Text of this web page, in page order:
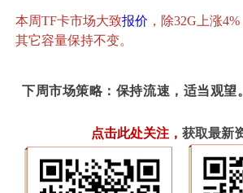
本周TF卡市场大致报价 ，除32G上涨
其它容量保持不变。
下周市场策略：保持流速，适当观望。
点击此处关注， 获取最新